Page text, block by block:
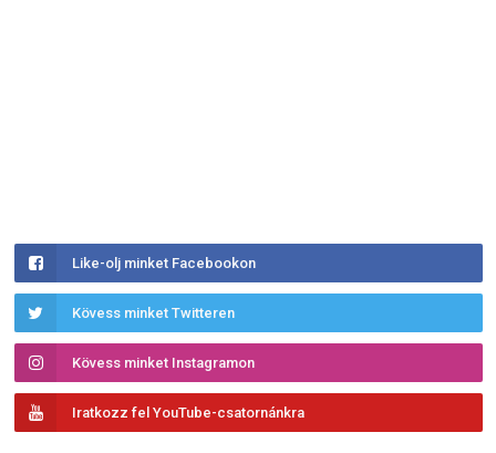
Like-olj minket Facebookon
Kövess minket Twitteren
Kövess minket Instagramon
Iratkozz fel YouTube-csatornánkra